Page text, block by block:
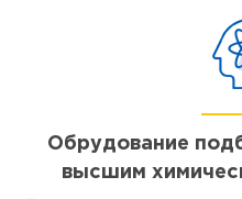
Обрудование
высшим